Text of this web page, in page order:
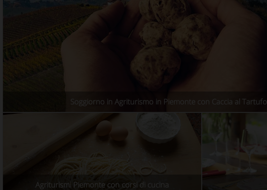
Soggiorno in Agriturismo in Piemonte con Caccia al Tartufo
Agriturismi Piemonte con corsi di cucina